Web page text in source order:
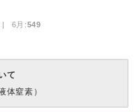
6月:549
て
体窒素）